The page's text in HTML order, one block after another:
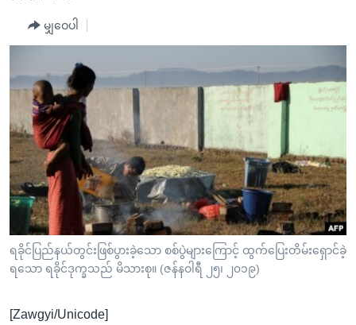
ကြည့်
ပင်မ
ညွန်း
စာမျက်နှာ
သို့
ကျော်
ကြည့်
ရန်
ရန်
အစ္စရေး-ပါလက်စတိုင်း
အင်္ဂလိပ်စာလေ့လာမယ်
အမေရိကန်သုံးအီဒီယံ
မကြေးမုံရဲ့ အင်္ဂလိပ်စာ
ရုပ်ရှင်ထဲက အင်္ဂလိပ်စာ
သုတပဒေသာ အင်္ဂလိပ်စာ
အပတ်စဉ်ကဏ္ဍများ
ရေဒီယို
တီဗွီ
ရေဒီယိုနှင့်ရုပ်သံ အချက်အလက်များ
ရေဒီယို/တီဗွီအစီအစဉ်
Learning English
ဗွီအိုအေ လူမှုကွန်ယက်များ
မျှဝေပါ
ရခိုင်ပြည်နယ်တွင်းဖြစ်ပွားခဲ့သော စစ်ပွဲများကြောင့် ထွက်ပြေးတိမ်းရှောင်ခဲ့
ရသော ရခိုင်ဒုက္ခသည် မိသားစု။ (ဇန်နဝါရီ ၂၅၊ ၂၀၁၉)
[Zawgyi/Unicode]